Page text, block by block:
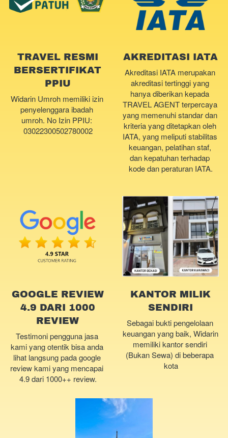
TRAVEL RESMI
BERSERTIFIKAT
PPIU
Widarin Umroh memiliki izin
penyelenggara ibadah
umroh. No Izin PPIU:
03022300502780002
AKREDITASI IATA
Akreditasi IATA merupakan
akreditasi tertinggi yang
hanya diberikan kepada
TRAVEL AGENT terpercaya
yang memenuhi standar dan
kriteria yang ditetapkan oleh
IATA, yang meliputi stabilitas
keuangan, pelatihan staf,
dan kepatuhan terhadap
kode dan peraturan IATA.
GOOGLE REVIEW
4.9 DARI 1000
REVIEW
Testimoni pengguna jasa
kami yang otentik bisa anda
lihat langsung pada google
review kami yang mencapai
4.9 dari 1000++ review.
KANTOR MILIK
SENDIRI
Sebagai bukti pengelolaan
keuangan yang baik, Widarin
memiliki kantor sendiri
(Bukan Sewa) di beberapa
kota